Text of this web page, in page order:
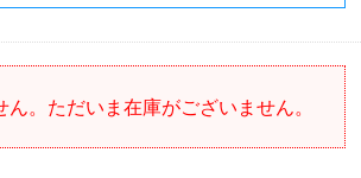
。ただいま在庫がございません。